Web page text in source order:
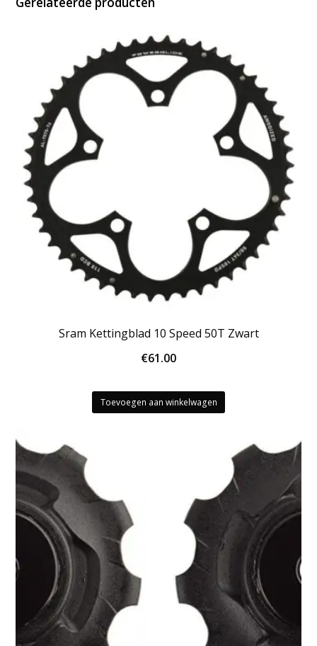
Sram Kettingblad 10 Speed 50T Zwart
€61.00
Toevoegen aan winkelwagen